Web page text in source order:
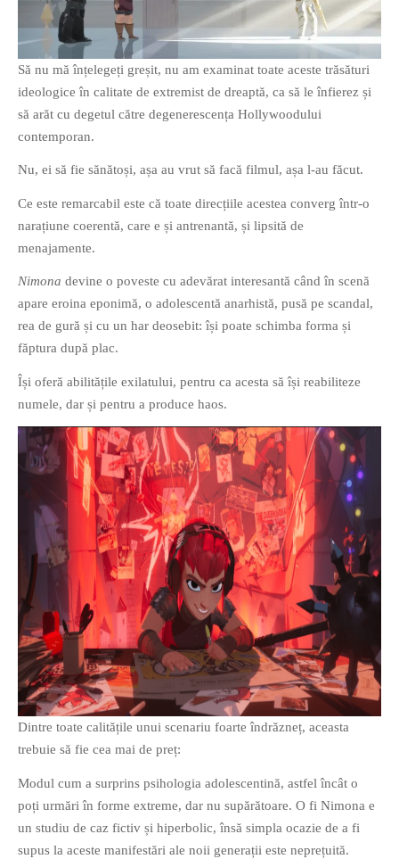
Să nu mă înțelegeți greșit, nu am examinat toate aceste trăsături
ideologice în calitate de extremist de dreaptă, ca să le înfierez și
să arăt cu degetul către degenerescența Hollywoodului
contemporan.
Nu, ei să fie sănătoși, așa au vrut să facă filmul, așa l-au făcut.
Ce este remarcabil este că toate direcțiile acestea converg într-o
narațiune coerentă, care e și antrenantă, și lipsită de
menajamente.
Nimona devine o poveste cu adevărat interesantă când în scenă
apare eroina eponimă, o adolescentă anarhistă, pusă pe scandal,
rea de gură și cu un har deosebit: își poate schimba forma și
făptura după plac.
Își oferă abilitățile exilatului, pentru ca acesta să își reabiliteze
numele, dar și pentru a produce haos.
Dintre toate calitățile unui scenariu foarte îndrăzneț, aceasta
trebuie să fie cea mai de preț:
Modul cum a surprins psihologia adolescentină, astfel încât o
poți urmări în forme extreme, dar nu supărătoare. O fi Nimona e
un studiu de caz fictiv și hiperbolic, însă simpla ocazie de a fi
supus la aceste manifestări ale noii generații este neprețuită.